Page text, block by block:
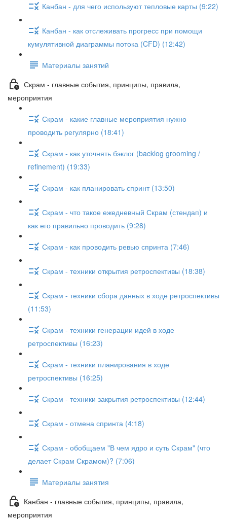
Канбан - для чего используют тепловые карты (9:22)
Канбан - как отслеживать прогресс при помощи
кумулятивной диаграммы потока (CFD) (12:42)
Материалы занятий
Скрам - главные события, принципы, правила,
мероприятия
Скрам - какие главные мероприятия нужно
проводить регулярно (18:41)
Скрам - как уточнять бэклог (backlog grooming /
refinement) (19:33)
Скрам - как планировать спринт (13:50)
Скрам - что такое ежедневный Скрам (стендап) и
как его правильно проводить (9:28)
Скрам - как проводить ревью спринта (7:46)
Скрам - техники открытия ретроспективы (18:38)
Скрам - техники сбора данных в ходе ретроспективы
(11:53)
Скрам - техники генерации идей в ходе
ретроспективы (16:23)
Скрам - техники планирования в ходе
ретроспективы (16:25)
Скрам - техники закрытия ретроспективы (12:44)
Скрам - отмена спринта (4:18)
Скрам - обобщаем "В чем ядро и суть Скрам" (что
делает Скрам Скрамом)? (7:06)
Материалы занятия
Канбан - главные события, принципы, правила,
мероприятия